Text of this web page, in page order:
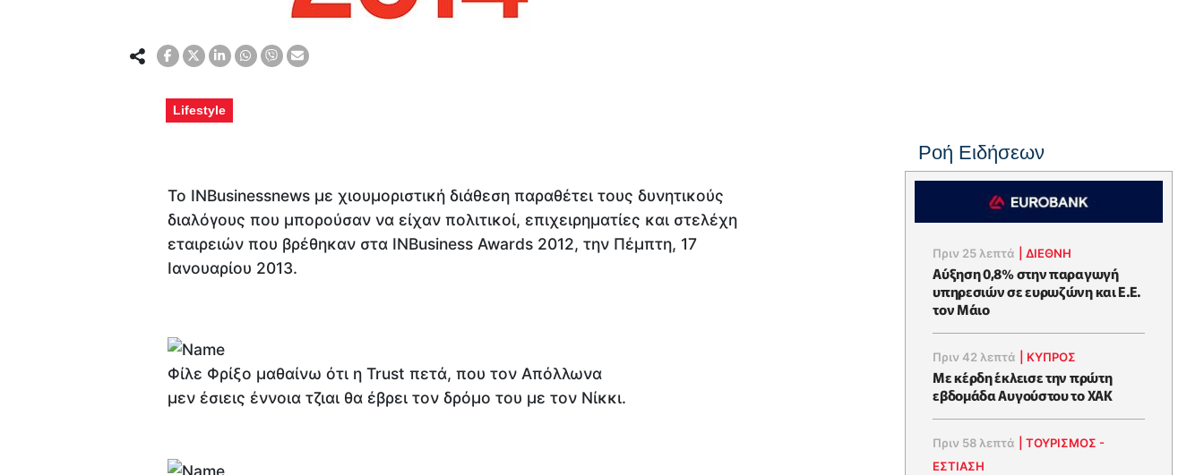
Lifestyle
To ΙΝΒusinessnews με χιουμοριστική διάθεση παραθέτει τους δυνητικούς
διαλόγους που μπορούσαν να είχαν πολιτικοί, επιχειρηματίες και στελέχη
εταιρειών που βρέθηκαν στα INBusiness Awards 2012, την Πέμπτη, 17
Ιανουαρίου 2013.
Φίλε Φρίξο μαθαίνω ότι η Trust πετά, που τον Απόλλωνα
μεν έσιεις έννοια τζιαι θα έβρει τον δρόμο του με τον Νίκκι.
Ροή Ειδήσεων
Πριν 25 λεπτά |ΔΙΕΘΝΗ
Αύξηση 0,8% στην παραγωγή
υπηρεσιών σε ευρωζώνη και Ε.Ε.
τον Μάιο
Πριν 42 λεπτά ΚΥΠΡΟΣ
Με κέρδη έκλεισε την πρώτη
εβδομάδα Αυγούστου το ΧΑΚ
Πριν 58 λεπτά |ΤΟΥΡΙΣΜΟΣ -
ΕΣΤΙΑΣΗ